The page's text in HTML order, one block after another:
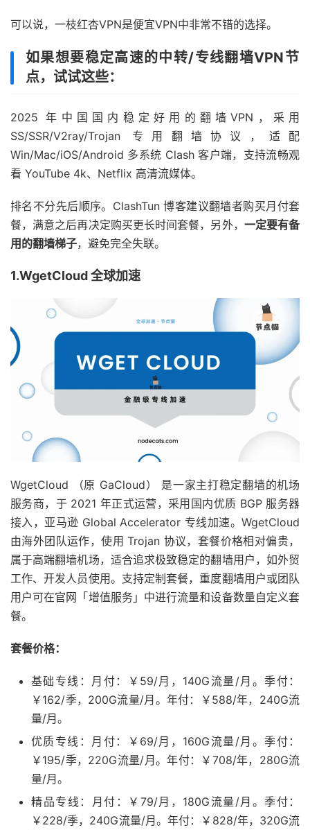
可以说，一枝红杏VPN是便宜VPN中非常不错的选择。
如果想要稳定高速的中转/专线翻墙VPN节
点，试试这些：
2025 年中国国内稳定好用的翻墙VPN，采用
SS/SSR/V2ray/Trojan 专用翻墙协议，适配
Win/Mac/iOS/Android 多系统 Clash 客户端，支持流畅观
看 YouTube 4k、Netflix 高清流媒体。
排名不分先后顺序。ClashTun 博客建议翻墙者购买月付套
餐，满意之后再决定购买更长时间套餐，另外， 一定要有备
用的翻墙梯子，避免完全失联。
1.WgetCloud 全球加速
WgetCloud （原 GaCloud） 是一家主打稳定翻墙的机场
服务商，于 2021 年正式运营，采用国内优质 BGP 服务器
接入，亚马逊 Global Accelerator 专线加速。WgetCloud
由海外团队运作，使用 Trojan 协议，套餐价格相对偏贵，
属于高端翻墙机场，适合追求极致稳定的翻墙用户，如外贸
工作、开发人员使用。支持定制套餐，重度翻墙用户或团队
用户可在官网「增值服务」中进行流量和设备数量自定义套
餐。
套餐价格：
基础专线：月付：￥59/月，140G流量/月。季付：
￥162/季，200G流量/月。年付：￥588/年，240G流
量/月。
优质专线：月付：￥69/月，160G流量/月。季付：
￥195/季，220G流量/月。年付：￥708/年，280G流
量/月。
精品专线：月付：￥79/月，180G流量/月。季付：
￥228/季，240G流量/月。年付：￥828/年，320G流